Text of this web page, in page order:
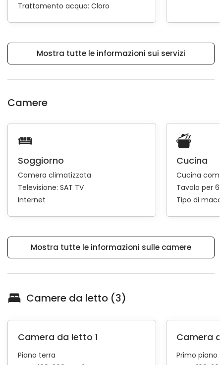
Trattamento acqua: Cloro
Mostra tutte le informazioni sui servizi
Camere
Soggiorno
Camera climatizzata
Televisione: SAT TV
Internet
Cucina
Cucina
Tavolo per 6
Tipo di
Mostra tutte le informazioni sulle camere
Camere da letto (3)
Camera da letto 1
Piano terra
Camera
Primo piano